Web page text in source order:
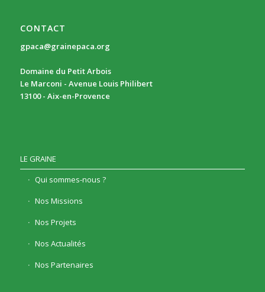
CONTACT
gpaca@grainepaca.org
Domaine du Petit Arbois
Le Marconi - Avenue Louis Philibert
13100 - Aix-en-Provence
LE GRAINE
Qui sommes-nous ?
Nos Missions
Nos Projets
Nos Actualités
Nos Partenaires